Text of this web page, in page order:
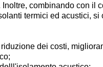
combinando con il
termici ed acustici, si
dei costi,